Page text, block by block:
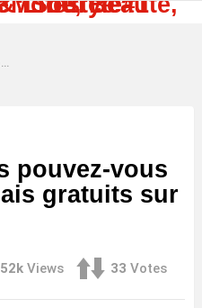
pouvez-vous
gratuits sur
52k Views 33 Votes